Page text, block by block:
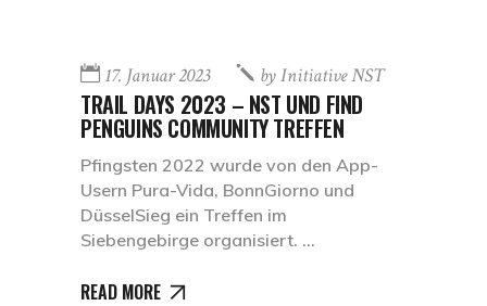
17. Januar 2023 byInitiative NST
TRAIL DAYS 2023 – NST UND FIND
PENGUINS COMMUNITY TREFFEN
Pfingsten 2022 wurde von den App-
Usern Pura-Vida, BonnGiorno und
DüsselSieg ein Treffen im
Siebengebirge organisiert.
READ MORE